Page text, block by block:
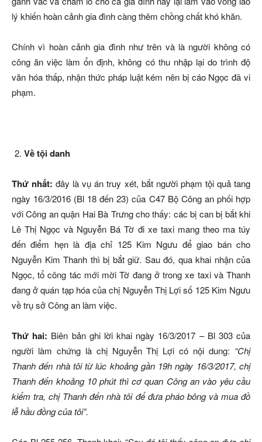
lý khiến hoàn cảnh gia đình càng thêm chồng chất khó khăn.
Chính vì hoàn cảnh gia đình như trên và là người không có
công ăn việc làm ổn định, không có thu nhập lại do trình độ
văn hóa thấp, nhận thức pháp luật kém nên bị cáo Ngọc đã vi
phạm.
Về tội danh
Thứ nhất: đây là vụ án truy xét, bắt người phạm tội quả tang
ngày 16/3/2016 (Bl 18 đến 23) của C47 Bộ Công an phối hợp
với Công an quận Hai Bà Trưng cho thấy: các bị can bị bắt khi
Lê Thị Ngọc và Nguyễn Bá Tờ đi xe taxi mang theo ma túy
đến điểm hẹn là địa chỉ 125 Kim Ngưu để giao bán cho
Nguyễn Kim Thanh thì bị bắt giữ. Sau đó, qua khai nhận của
Ngọc, tổ công tác mới mời Tờ đang ở trong xe taxi và Thanh
đang ở quán tạp hóa của chị Nguyễn Thị Lợi số 125 Kim Ngưu
về trụ sở Công an làm việc.
Thứ hai: Biên bản ghi lời khai ngày 16/3/2017 – Bl 303 của
người làm chứng là chị Nguyễn Thị Lợi có nội dung: “Chị
Thanh đến nhà tôi từ lúc khoảng gần 19h ngày 16/3/2017, chị
Thanh đến khoảng 10 phút thì cơ quan Công an vào yêu cầu
kiểm tra, chị Thanh đến nhà tôi để đưa pháo bông và mua đồ
lễ hầu đồng của tôi”.